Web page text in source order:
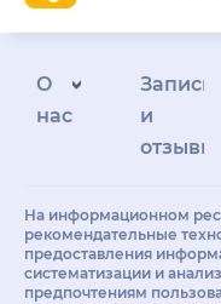
О
нас
Запись
и
отзывы
На информационном
рекомендательные
предоставления
систематизации и
предпочтениям